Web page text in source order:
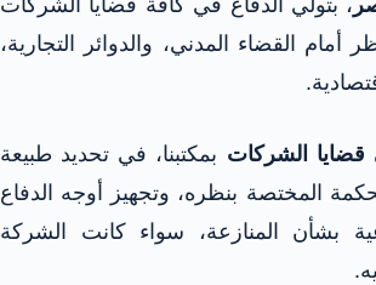
، بتولي الدفاع في كافة قضايا الشركات
أمام القضاء المدني، والدوائر التجارية،
الشركات بمكتبنا، في تحديد طبيعة
المختصة بنظره، وتجهيز أوجه الدفاع
بشأن المنازعة، سواء كانت الشركة